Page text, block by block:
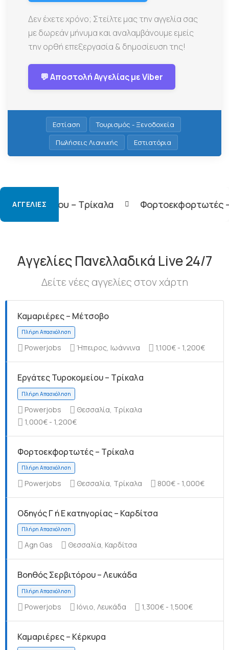
Δεν έχετε χρόνο; Στείλτε μας την αγγελία σας
με δωρεάν μήνυμα και αναλαμβάνουμε εμείς
την ορθή επεξεργασία & δημοσίευση της!
💬 Αποστολή Αγγελίας με Viber
Εστίαση
Τουρισμός - Ξενοδοχεία
Πωλήσεις Λιανικής
Εστιατόρια
ΑΓΓΕΛΊΕΣ Φορτοεκφορτωτές – Τρίκαλα
Αγγελίες Πανελλαδικά Live 24/7
Δείτε νέες αγγελίες στον χάρτη
Καμαριέρες – Μέτσοβο
Πλήρη Απασχόληση
Powerjobs Ήπειρος, Ιωάννινα 1,100€ - 1,200€
Εργάτες Τυροκομείου – Τρίκαλα
Πλήρη Απασχόληση
Powerjobs
Θεσσαλία, Τρίκαλα
1,000€ - 1,200€
Φορτοεκφορτωτές – Τρίκαλα
Πλήρη Απασχόληση
Powerjobs Θεσσαλία, Τρίκαλα 800€ - 1,000€
Οδηγός Γ ή Ε κατηγορίας – Καρδίτσα
Agn Gas Θεσσαλία, Καρδίτσα
Βοηθός Σερβιτόρου – Λευκάδα
Powerjobs Ιόνιο, Λευκάδα 1,300€ - 1,500€
Καμαριέρες – Κέρκυρα